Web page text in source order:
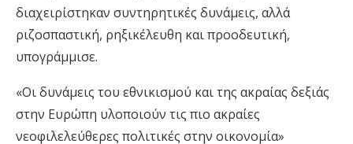
διαχειρίστηκαν συντηρητικές δυνάμεις, αλλά
ριζοσπαστική, ρηξικέλευθη και προοδευτική,
υπογράμμισε.
«Οι δυνάμεις του εθνικισμού και της ακραίας δεξιάς
στην Ευρώπη υλοποιούν τις πιο ακραίες
νεοφιλελεύθερες πολιτικές στην οικονομία»